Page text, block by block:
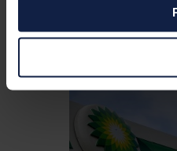
Si lo permite, también
Recopilar
puede tener una
Identificar su
características
Obtenga más información
personales y establezca